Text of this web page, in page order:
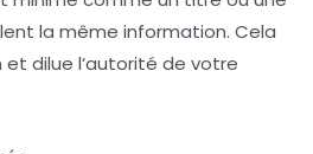
la même information. Cela
dilue l’autorité de votre